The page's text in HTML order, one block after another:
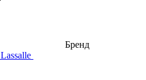
Бренд
Lassalle